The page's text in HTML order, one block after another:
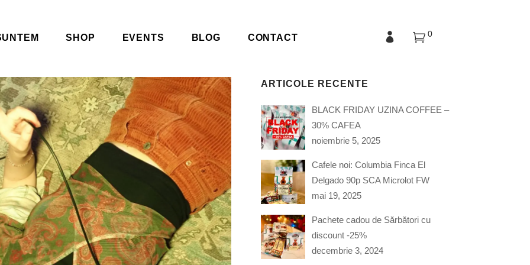
SHOP EVENTS BLOG CONTACT 0
ARTICOLE RECENTE
BLACK FRIDAY UZINA COFFEE –
30% CAFEA
noiembrie 5, 2025
Cafele noi: Columbia Finca El
Delgado 90p SCA Microlot FW
mai 19, 2025
Pachete cadou de Sărbători cu
discount -25%
decembrie 3, 2024